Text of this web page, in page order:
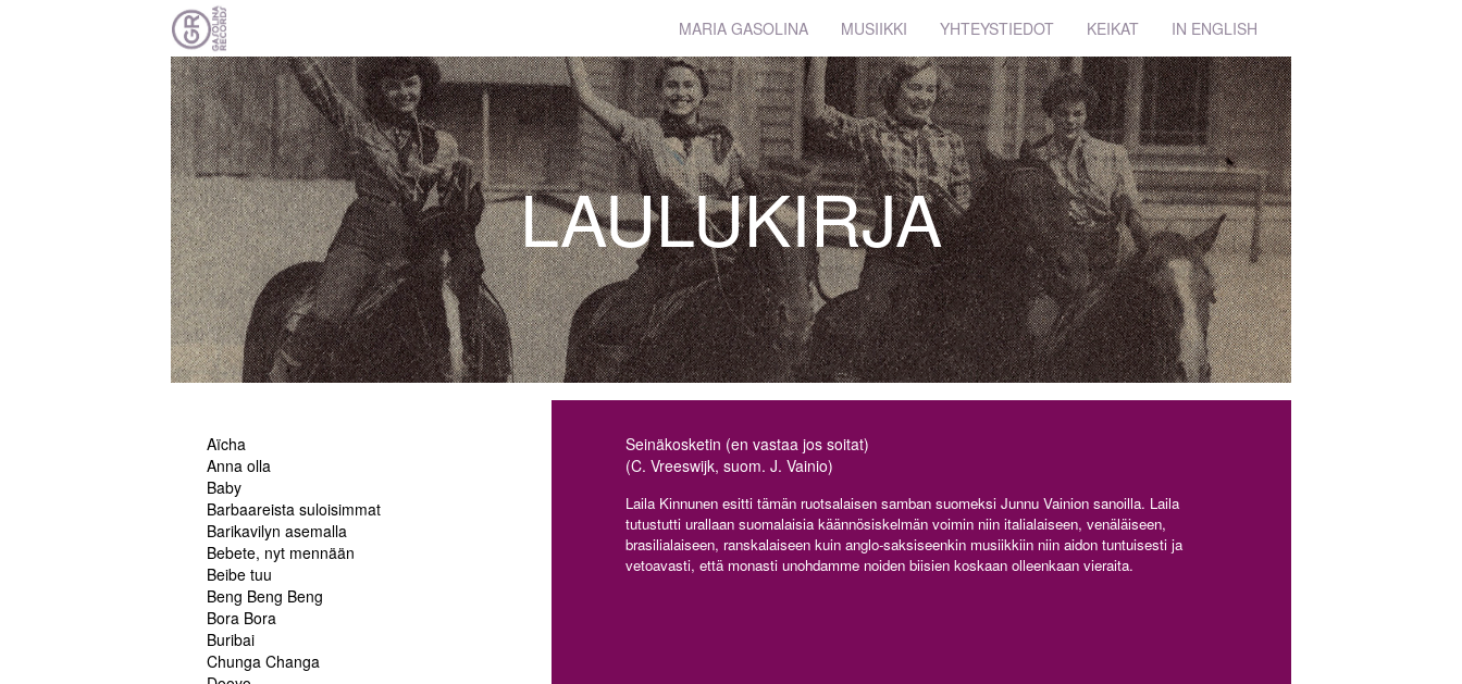
MARIA GASOLINA MUSIIKKI YHTEYSTIEDOT KEIKAT IN ENGLISH
LAULUKIRJA
Aïcha
Anna olla
Baby
Barbaareista suloisimmat
Barikavilyn asemalla
Bebete, nyt mennään
Beibe tuu
Beng Beng Beng
Bora Bora
Buribai
Chunga Changa
Seinäkosketin (en vastaa jos soitat)
(C. Vreeswijk, suom. J. Vainio)
Laila Kinnunen esitti tämän ruotsalaisen samban suomeksi Junnu Vainion sanoilla. Laila
tutustutti urallaan suomalaisia käännösiskelmän voimin niin italialaiseen, venäläiseen,
brasilialaiseen, ranskalaiseen kuin anglo-saksiseenkin musiikkiin niin aidon tuntuisesti ja
vetoavasti, että monasti unohdamme noiden biisien koskaan olleenkaan vieraita.